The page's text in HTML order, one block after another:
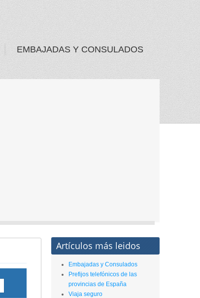
EMBAJADAS Y CONSULADOS
Artículos más leidos
Embajadas y Consulados
Prefijos telefónicos de las
provincias de España
Viaja seguro